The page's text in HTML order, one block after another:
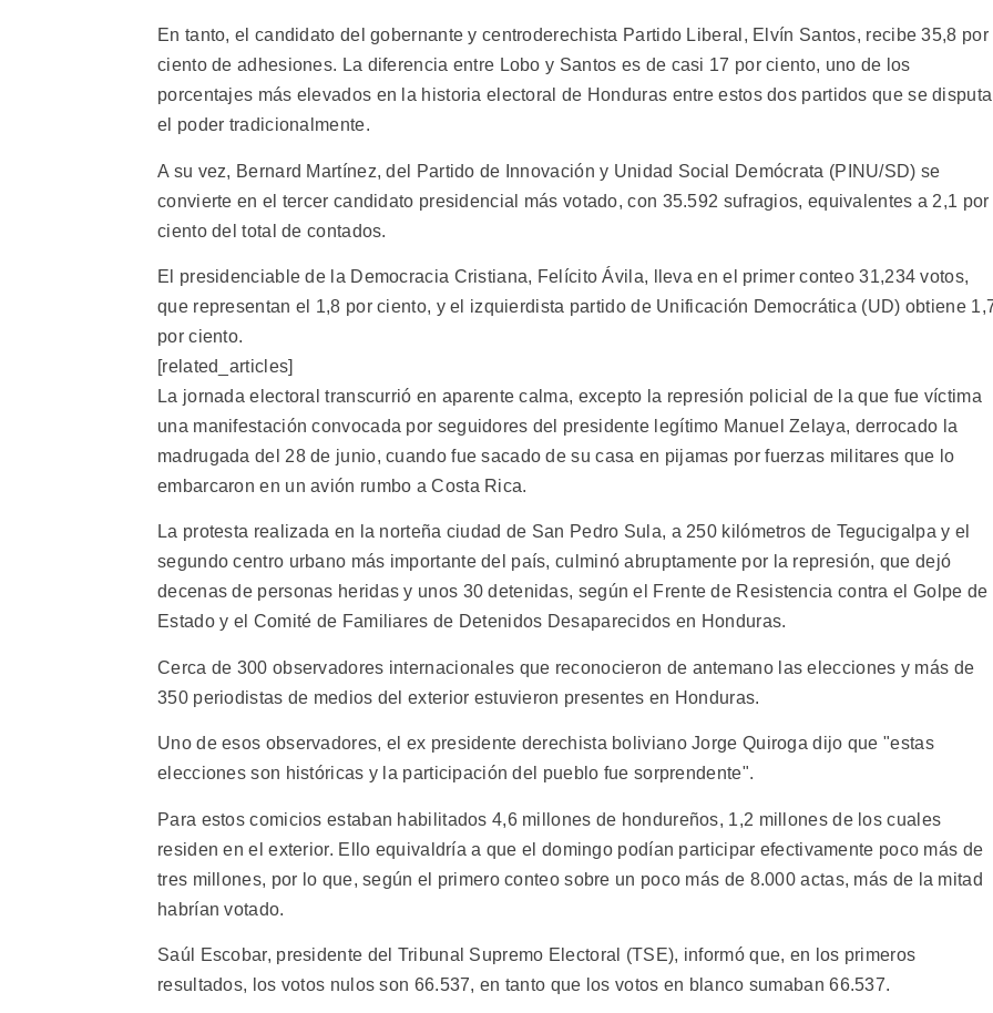
En tanto, el candidato del gobernante y centroderechista Partido Liberal, Elvín Santos, recibe 35,8 por
ciento de adhesiones. La diferencia entre Lobo y Santos es de casi 17 por ciento, uno de los
porcentajes más elevados en la historia electoral de Honduras entre estos dos partidos que se
el poder tradicionalmente.
A su vez, Bernard Martínez, del Partido de Innovación y Unidad Social Demócrata (PINU/SD) se
convierte en el tercer candidato presidencial más votado, con 35.592 sufragios, equivalentes a 2,1 por
ciento del total de contados.
El presidenciable de la Democracia Cristiana, Felícito Ávila, lleva en el primer conteo 31,234 votos,
que representan el 1,8 por ciento, y el izquierdista partido de Unificación Democrática (UD) obtiene
por ciento.
[related_articles]
La jornada electoral transcurrió en aparente calma, excepto la represión policial de la que fue víctima
una manifestación convocada por seguidores del presidente legítimo Manuel Zelaya, derrocado la
madrugada del 28 de junio, cuando fue sacado de su casa en pijamas por fuerzas militares que lo
embarcaron en un avión rumbo a Costa Rica.
La protesta realizada en la norteña ciudad de San Pedro Sula, a 250 kilómetros de Tegucigalpa y el
segundo centro urbano más importante del país, culminó abruptamente por la represión, que dejó
decenas de personas heridas y unos 30 detenidas, según el Frente de Resistencia contra el Golpe de
Estado y el Comité de Familiares de Detenidos Desaparecidos en Honduras.
Cerca de 300 observadores internacionales que reconocieron de antemano las elecciones y más de
350 periodistas de medios del exterior estuvieron presentes en Honduras.
Uno de esos observadores, el ex presidente derechista boliviano Jorge Quiroga dijo que "estas
elecciones son históricas y la participación del pueblo fue sorprendente".
Para estos comicios estaban habilitados 4,6 millones de hondureños, 1,2 millones de los cuales
residen en el exterior. Ello equivaldría a que el domingo podían participar efectivamente poco más de
tres millones, por lo que, según el primero conteo sobre un poco más de 8.000 actas, más de la mitad
habrían votado.
Saúl Escobar, presidente del Tribunal Supremo Electoral (TSE), informó que, en los primeros
resultados, los votos nulos son 66.537, en tanto que los votos en blanco sumaban 66.537.